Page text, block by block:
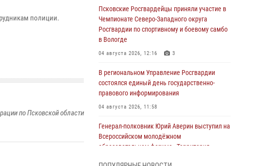
полиции.
по Псковской области
Псковские Росгвардейцы приняли участие в
Чемпионате Северо-Западного округа
Росгвардии по спортивному и боевому самбо
в Вологде
04 августа 2026, 12:16 3
В региональном Управление Росгвардии
состоялся единый день государственно-
правового информирования
04 августа 2026, 11:58
Генерал-полковник Юрий Аверин выступил на
Всероссийском молодёжном
образовательном форуме «Территория